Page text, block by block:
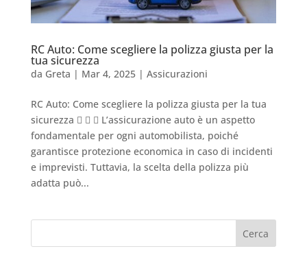
RC Auto: Come scegliere la polizza giusta per la
tua sicurezza
da Greta | Mar 4, 2025| Assicurazioni
RC Auto: Come scegliere la polizza giusta per la tua
sicurezza    L’assicurazione auto è un aspetto
fondamentale per ogni automobilista, poiché
garantisce protezione economica in caso di incidenti
e imprevisti. Tuttavia, la scelta della polizza più
adatta può...